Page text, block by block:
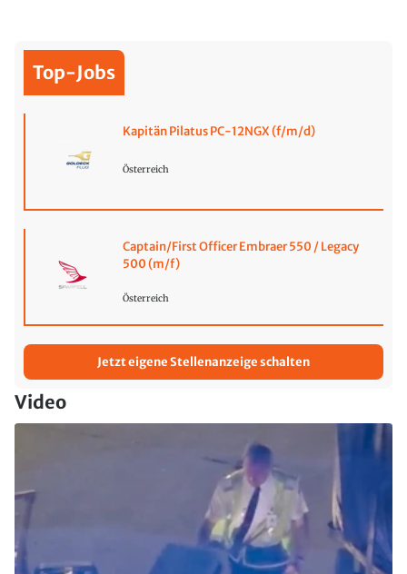
Top-Jobs
Kapitän Pilatus PC-12NGX (f/m/d)
Österreich
Captain/First Officer Embraer 550 / Legacy
500 (m/f)
Österreich
Jetzt eigene Stellenanzeige schalten
Video